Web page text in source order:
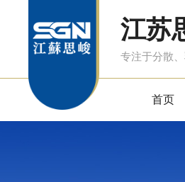
江苏
专注于分散
首页